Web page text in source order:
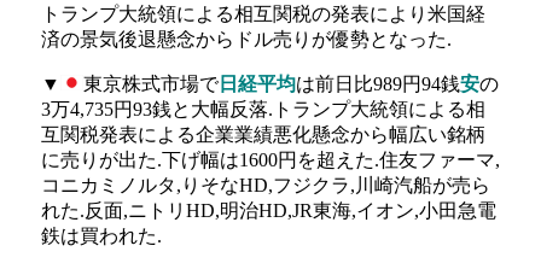
トランプ大統領による相互関税の発表により米国経
済の景気後退懸念からドル売りが優勢となった.
▼ 東京株式市場で日経平均は前日比989円94銭安の
3万4,735円93銭と大幅反落.トランプ大統領による相
互関税発表による企業業績悪化懸念から幅広い銘柄
に売りが出た.下げ幅は1600円を超えた.住友ファーマ,
コニカミノルタ,りそなHD,フジクラ,川崎汽船が売ら
れた.反面,ニトリHD,明治HD,JR東海,イオン,小田急電
鉄は買われた.